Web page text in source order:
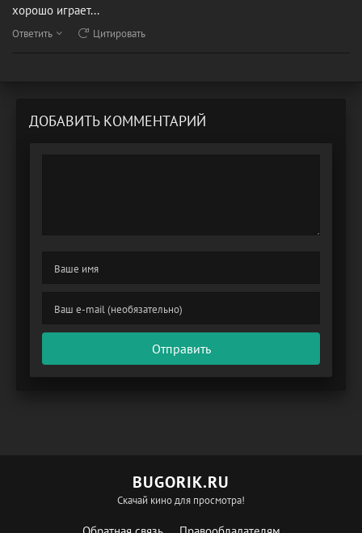
хорошо играет...
Ответить Цитировать
ДОБАВИТЬ КОММЕНТАРИЙ
Отправить
BUGORIK.RU
Скачай кино для просмотра!